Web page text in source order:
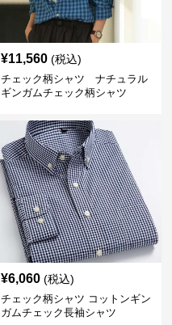
¥11,560 (税込)
チェック柄シャツ ナチュラル
ギンガムチェック柄シャツ
¥6,060 (税込)
チェック柄シャツ コットンギン
ガムチェック長袖シャツ